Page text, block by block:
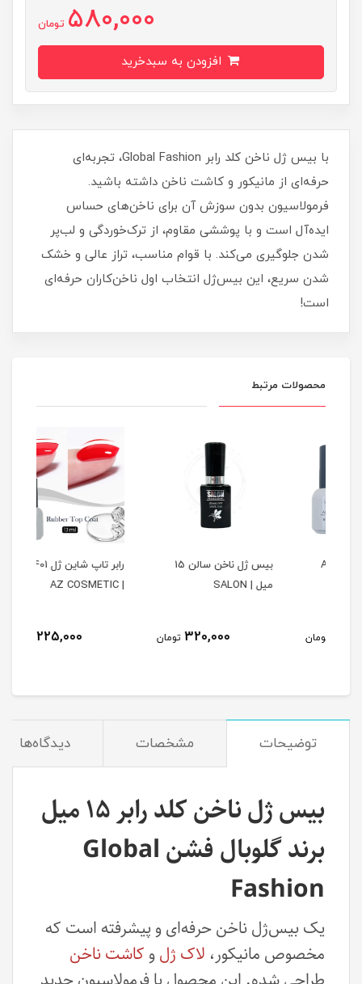
580,000 تومان
با بیس‌ ژل ناخن کلد رابر Global Fashion، تجربه‌ای
حرفه‌ای از مانیکور و کاشت ناخن داشته باشید.
فرمولاسیون بدون سوزش آن برای ناخن‌های حساس
ایده‌آل است و با پوششی مقاوم، از ترک‌خوردگی و لب‌پر
شدن جلوگیری می‌کند. با قوام مناسب، تراز عالی و خشک
شدن سریع، این بیس‌ژل انتخاب اول ناخن‌کاران حرفه‌ای
است!
محصولات مرتبط
بیس ژل ناخن سالن 15
320,000 تومان
رابر تاپ شاین ژل 401 ای زد
225,000 تومان
توضیحات مشخصات دیدگاه‌ها
بیس‌ ژل ناخن کلد رابر ۱۵ میل
برند گلوبال فشن Global
Fashion
یک بیس‌ژل ناخن حرفه‌ای و پیشرفته است که
مخصوص مانیکور، لاک ژلوکاشت ناخن